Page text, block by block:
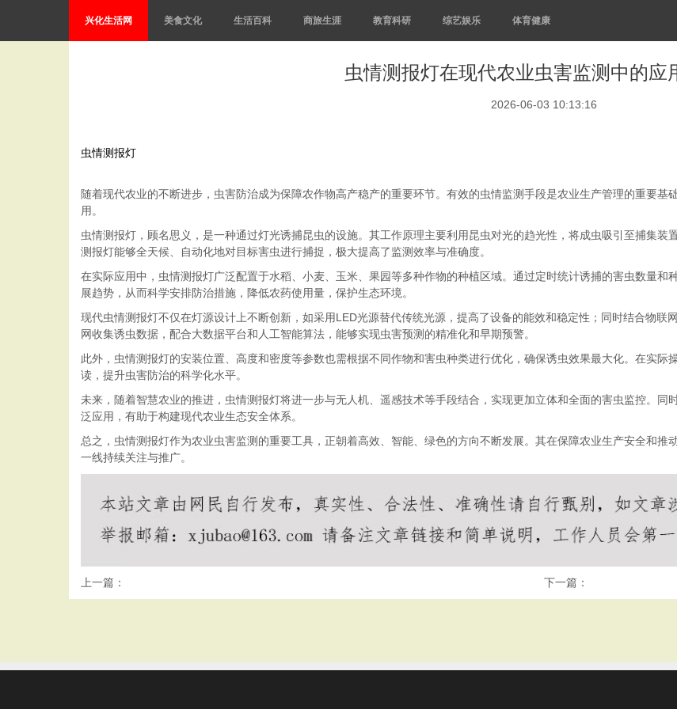
兴化生活网 美食文化 生活百科 商旅生涯 教育科研 综艺娱乐 体育健康
虫情测报灯在现代农业虫害监测中的应
2026-06-03 10:13:16
虫情测报灯
随着现代农业的不断进步，虫害防治成为保障农作物高产稳产的重要环节。有效的虫情监测手段是农业生产管理的重要
用。
虫情测报灯，顾名思义，是一种通过灯光诱捕昆虫的设施。其工作原理主要利用昆虫对光的趋光性，将成虫吸引至捕集
测报灯能够全天候、自动化地对目标害虫进行捕捉，极大提高了监测效率与准确度。
在实际应用中，虫情测报灯广泛配置于水稻、小麦、玉米、果园等多种作物的种植区域。通过定时统计诱捕的害虫数量
展趋势，从而科学安排防治措施，降低农药使用量，保护生态环境。
现代虫情测报灯不仅在灯源设计上不断创新，如采用LED光源替代传统光源，提高了设备的能效和稳定性；同时结合物
网收集诱虫数据，配合大数据平台和人工智能算法，能够实现虫害预测的精准化和早期预警。
此外，虫情测报灯的安装位置、高度和密度等参数也需根据不同作物和害虫种类进行优化，确保诱虫效果最大化。在实
读，提升虫害防治的科学化水平。
未来，随着智慧农业的推进，虫情测报灯将进一步与无人机、遥感技术等手段结合，实现更加立体和全面的害虫监控。
泛应用，有助于构建现代农业生态安全体系。
总之，虫情测报灯作为农业虫害监测的重要工具，正朝着高效、智能、绿色的方向不断发展。其在保障农业生产安全和
一线持续关注与推广。
上一篇： 下一篇：